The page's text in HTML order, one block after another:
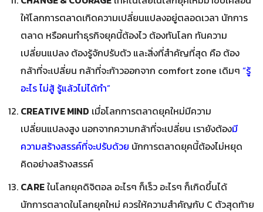
ให้โลกการตลาดเกิดความเปลี่ยนแปลงอยู่ตลอดเวลา นักการ
ตลาด หรือคนทำธุรกิจยุคนี้ต้องไว ต้องทันโลก ทันความ
เปลี่ยนแปลง ต้องรู้จักปรับตัว และสิ่งที่สำคัญที่สุด คือ ต้อง
กล้าที่จะเปลี่ยน กล้าที่จะก้าวออกจาก comfort zone เดิมๆ “รู้
อะไร ไม่สู้ รู้แล้วไม่ได้ทำ”
CREATIVE MIND เมื่อโลกการตลาดยุคใหม่มีความ
เปลี่ยนแปลงสูง นอกจากความกล้าที่จะเปลี่ยน เรายังต้องมี
ความสร้างสรรค์ที่จะปรับด้วย นักการตลาดยุคนี้ต้องไม่หยุด
คิดอย่างสร้างสรรค์
CAREในโลกยุคดิจิตอล อะไรๆ ก็เร็ว อะไรๆ ก็เกิดขึ้นได้
นักการตลาดในโลกยุคใหม่ ควรให้ความสำคัญกับ C ตัวสุดท้าย